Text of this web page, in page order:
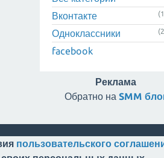
Вконтакте
Одноклассники
facebook
Реклама
Обратно на SMM
пользовательского